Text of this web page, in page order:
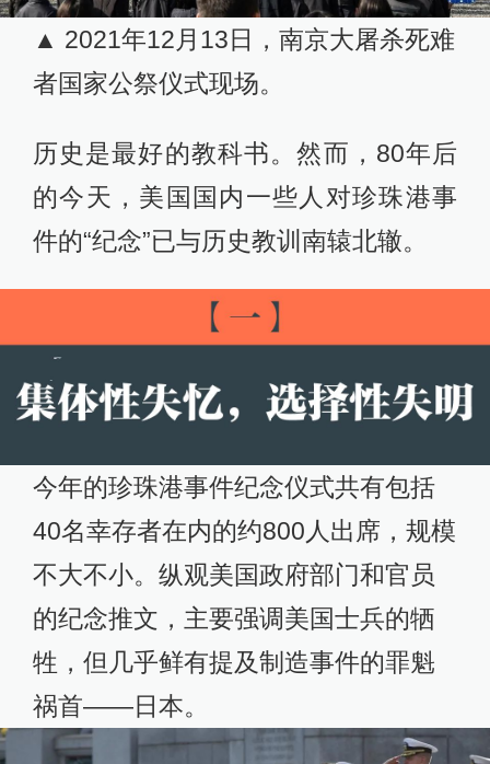
▲ 2021年12月13日，南京大屠杀死难
者国家公祭仪式现场。
历史是最好的教科书。然而，80年后
的今天，美国国内一些人对珍珠港事
件的“纪念”已与历史教训南辕北辙。
今年的珍珠港事件纪念仪式共有包括
40名幸存者在内的约800人出席，规模
不大不小。纵观美国政府部门和官员
的纪念推文，主要强调美国士兵的牺
牲，但几乎鲜有提及制造事件的罪魁
祸首——日本。